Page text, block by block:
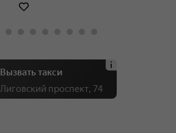
Вызвать такси
Лиговский проспект, 74